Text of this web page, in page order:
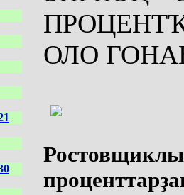
ОЛО